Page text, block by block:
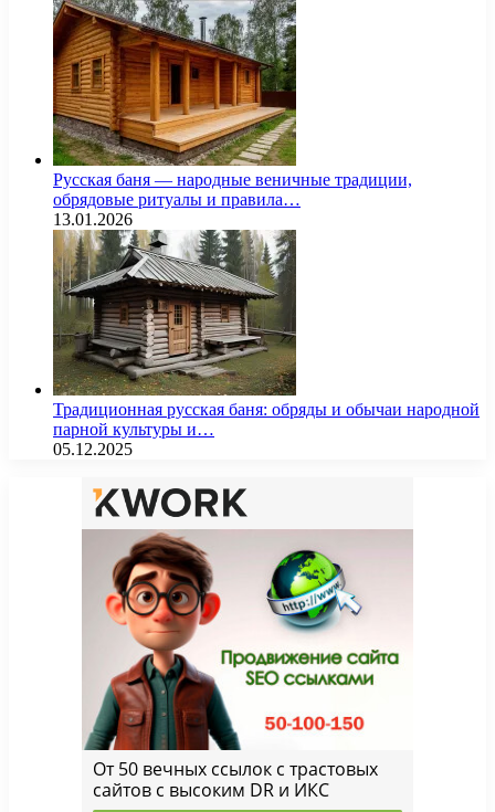
Русская баня — народные веничные традиции,
обрядовые ритуалы и правила…
13.01.2026
Традиционная русская баня: обряды и обычаи народной
парной культуры и…
05.12.2025